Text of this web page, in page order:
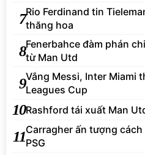
7Rio Ferdinand tin
thăng hoa
8Fenerbahce đàm phán
từ Man Utd
9Vắng Messi, Inter Miami
Leagues Cup
10Rashford tái xuất Man
11Carragher ấn tượng
PSG